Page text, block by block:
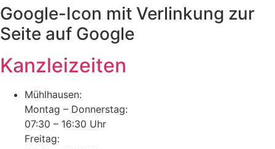
Google-Icon mit Verlinkung zur
Seite auf Google
Kanzleizeiten
Mühlhausen:
Montag – Donnerstag:
07:30 – 16:30 Uhr
Freitag: